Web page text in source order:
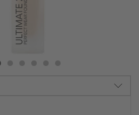
Douglas Collection Ultimate 24H Perfect Wear Foundation